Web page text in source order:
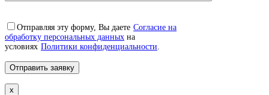
Отправляя эту форму, Вы даете Согласие на
обработку персональных данных на
условиях Политики конфиденциальности
x